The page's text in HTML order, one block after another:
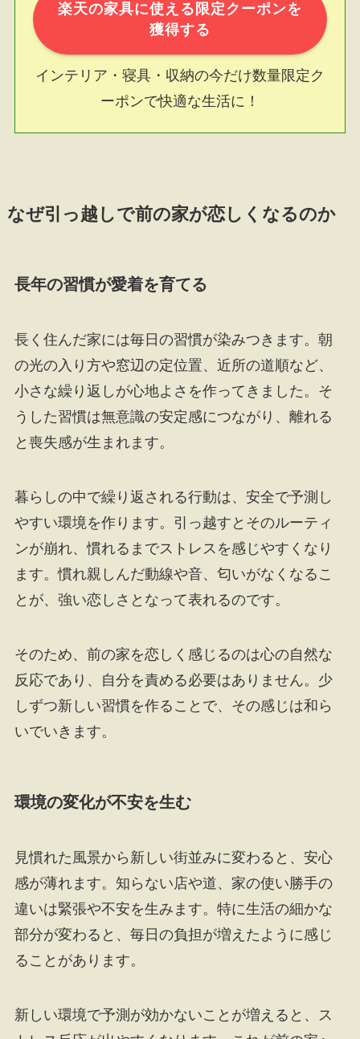
楽天の家具に使える限定クーポンを
獲得する
インテリア・寝具・収納の今だけ数量限定ク
ーポンで快適な生活に！
なぜ引っ越しで前の家が恋しくなるのか
長年の習慣が愛着を育てる
長く住んだ家には毎日の習慣が染みつきます。朝
の光の入り方や窓辺の定位置、近所の道順など、
小さな繰り返しが心地よさを作ってきました。そ
うした習慣は無意識の安定感につながり、離れる
と喪失感が生まれます。
暮らしの中で繰り返される行動は、安全で予測し
やすい環境を作ります。引っ越すとそのルーティ
ンが崩れ、慣れるまでストレスを感じやすくなり
ます。慣れ親しんだ動線や音、匂いがなくなるこ
とが、強い恋しさとなって表れるのです。
そのため、前の家を恋しく感じるのは心の自然な
反応であり、自分を責める必要はありません。少
しずつ新しい習慣を作ることで、その感じは和ら
いでいきます。
環境の変化が不安を生む
見慣れた風景から新しい街並みに変わると、安心
感が薄れます。知らない店や道、家の使い勝手の
違いは緊張や不安を生みます。特に生活の細かな
部分が変わると、毎日の負担が増えたように感じ
ることがあります。
新しい環境で予測が効かないことが増えると、ス